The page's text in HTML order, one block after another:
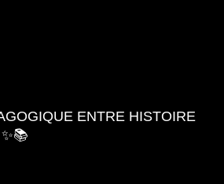
ENTRE HISTOIRE